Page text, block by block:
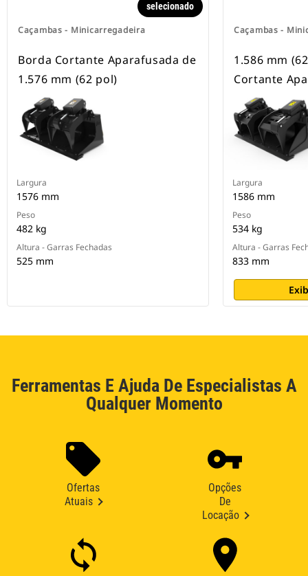
Caçambas - Minicarregadeira
selecionado
Borda Cortante Aparafusada de
1.576 mm (62 pol)
Largura
1576 mm
Peso
482 kg
Altura - Garras Fechadas
525 mm
Caçambas -
1.586 mm
Cortante
Largura
1586 mm
Peso
534 kg
Altura - Garras
833 mm
Ferramentas E Ajuda De Especialistas A
Qualquer Momento
Ofertas
Atuais
Opções
De
Locação